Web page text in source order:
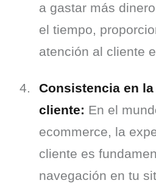
a gastar más
el tiempo,
atención al cliente
Consistencia en
cliente: En el
ecommerce, la
cliente es
navegación en tu